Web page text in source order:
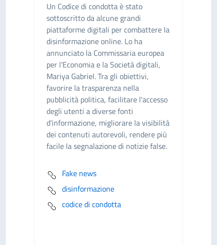
Un Codice di condotta è stato
sottoscritto da alcune grandi
piattaforme digitali per combattere la
disinformazione online. Lo ha
annunciato la Commissaria europea
per l'Economia e la Società digitali,
Mariya Gabriel. Tra gli obiettivi,
favorire la trasparenza nella
pubblicità politica, facilitare l'accesso
degli utenti a diverse fonti
d'informazione, migliorare la visibilità
dei contenuti autorevoli, rendere più
facile la segnalazione di notizie false.
Fake news
disinformazione
codice di condotta